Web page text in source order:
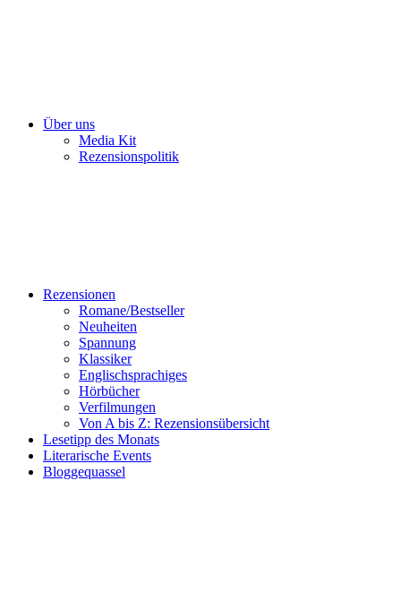
Über uns
Media Kit
Rezensionspolitik
Rezensionen
Romane/Bestseller
Neuheiten
Spannung
Klassiker
Englischsprachiges
Hörbücher
Verfilmungen
Von A bis Z: Rezensionsübersicht
Lesetipp des Monats
Literarische Events
Bloggequassel